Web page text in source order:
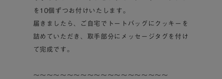
を10個ずつお付けいたします。
届きましたら、ご自宅でトートバッグにクッキーを
詰めていただき、取手部分にメッセージタグを付け
て完成です。
～～～～～～～～～～～～～～～～～～～～